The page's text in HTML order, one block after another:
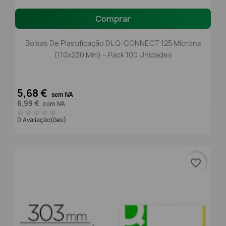
Comprar
Bolsas De Plastificação DL Q-CONNECT 125 Mícrons
(110x230 Mm) – Pack 100 Unidades
5,68 € sem IVA
6,99 € com IVA
0 Avaliação(ões)
favorite_border